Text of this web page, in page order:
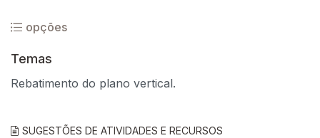
opções
Temas
Rebatimento do plano vertical.
SUGESTÕES DE ATIVIDADES E RECURSOS